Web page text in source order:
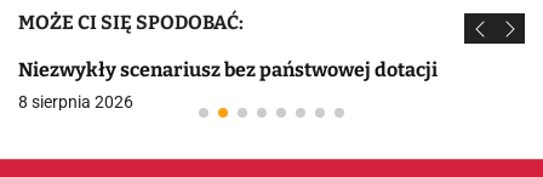
MOŻE CI SIĘ SPODOBAĆ:
Niezwykły scenariusz bez państwowej dotacji
8 sierpnia 2026